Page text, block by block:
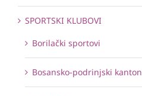
SPORTSKI KLUBOVI
Borilački sportovi
Bosansko-podrinjski kanton